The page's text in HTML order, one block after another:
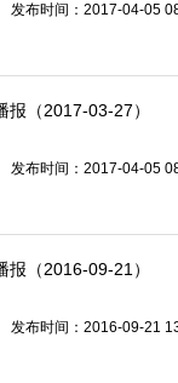
发布时间：2017-04-05
报（2017-03-27）
发布时间：2017-04-05
报（2016-09-21）
发布时间：2016-09-21